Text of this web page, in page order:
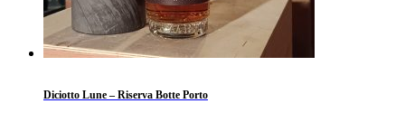
Diciotto Lune – Riserva Botte Porto